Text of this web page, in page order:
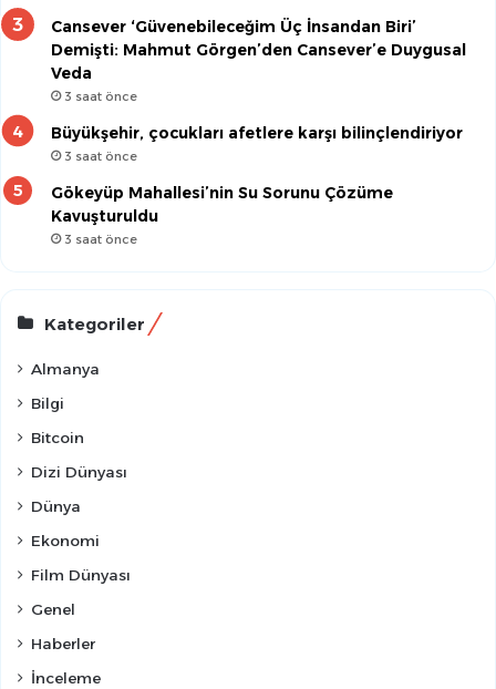
Cansever ‘Güvenebileceğim Üç İnsandan Biri’
Demişti: Mahmut Görgen’den Cansever’e Duygusal
Veda
3 saat önce
Büyükşehir, çocukları afetlere karşı bilinçlendiriyor
3 saat önce
Gökeyüp Mahallesi’nin Su Sorunu Çözüme
Kavuşturuldu
3 saat önce
Kategoriler
Almanya
Bilgi
Bitcoin
Dizi Dünyası
Dünya
Ekonomi
Film Dünyası
Genel
Haberler
İnceleme